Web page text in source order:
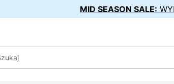
MID SEASON SALE: